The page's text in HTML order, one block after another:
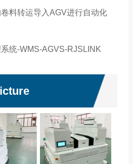
料转运导入AGV进行自动化
统-WMS-AGVS-RJSLINK